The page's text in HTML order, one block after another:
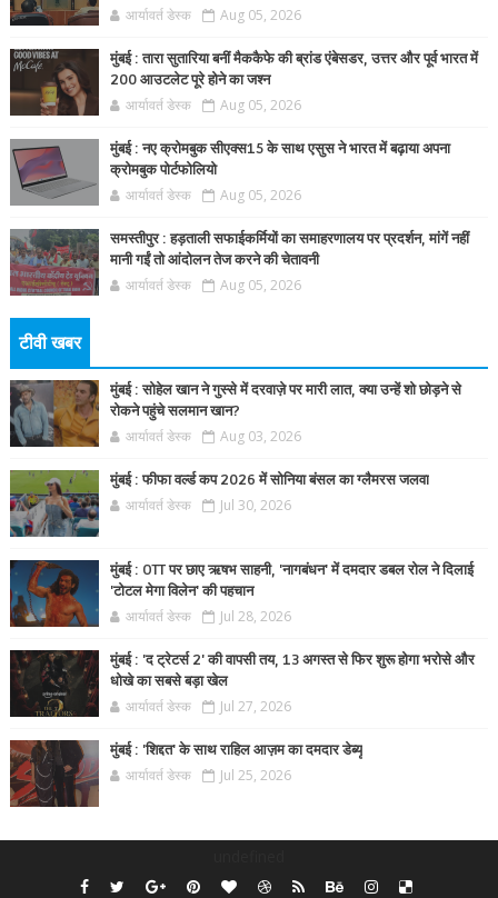
आर्यावर्त डेस्क Aug 05, 2026
मुंबई : तारा सुतारिया बनीं मैककैफे की ब्रांड एंबेसडर, उत्तर और पूर्व भारत में
200 आउटलेट पूरे होने का जश्न
आर्यावर्त डेस्क Aug 05, 2026
मुंबई : नए क्रोमबुक सीएक्स15 के साथ एसुस ने भारत में बढ़ाया अपना
क्रोमबुक पोर्टफोलियो
आर्यावर्त डेस्क Aug 05, 2026
समस्तीपुर : हड़ताली सफाईकर्मियों का समाहरणालय पर प्रदर्शन, मांगें नहीं
मानी गईं तो आंदोलन तेज करने की चेतावनी
आर्यावर्त डेस्क Aug 05, 2026
टीवी खबर
मुंबई : सोहेल खान ने गुस्से में दरवाज़े पर मारी लात, क्या उन्हें शो छोड़ने से
रोकने पहुंचे सलमान खान?
आर्यावर्त डेस्क Aug 03, 2026
मुंबई : फीफा वर्ल्ड कप 2026 में सोनिया बंसल का ग्लैमरस जलवा
आर्यावर्त डेस्क Jul 30, 2026
मुंबई : OTT पर छाए ऋषभ साहनी, 'नागबंधन' में दमदार डबल रोल ने दिलाई
'टोटल मेगा विलेन' की पहचान
आर्यावर्त डेस्क Jul 28, 2026
मुंबई : 'द ट्रेटर्स 2' की वापसी तय, 13 अगस्त से फिर शुरू होगा भरोसे और
धोखे का सबसे बड़ा खेल
आर्यावर्त डेस्क Jul 27, 2026
मुंबई : 'शिद्दत' के साथ राहिल आज़म का दमदार डेब्यू
आर्यावर्त डेस्क Jul 25, 2026